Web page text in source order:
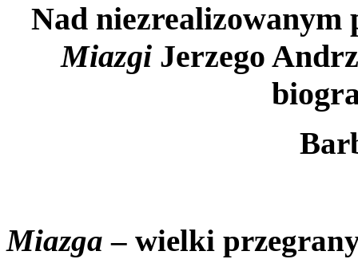
Nad
Miazgi Jerzego
Miazga– wielki